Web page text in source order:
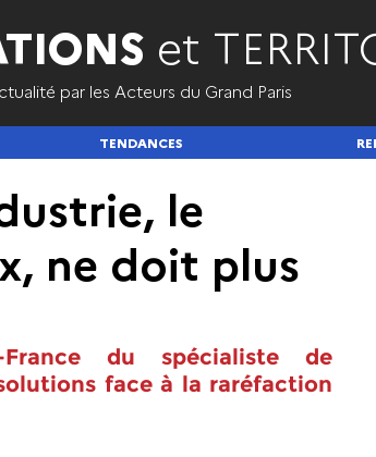
et
par les Acteurs du Grand Paris
TENDANCES
le
ne doit plus
du spécialiste de
face à la raréfaction